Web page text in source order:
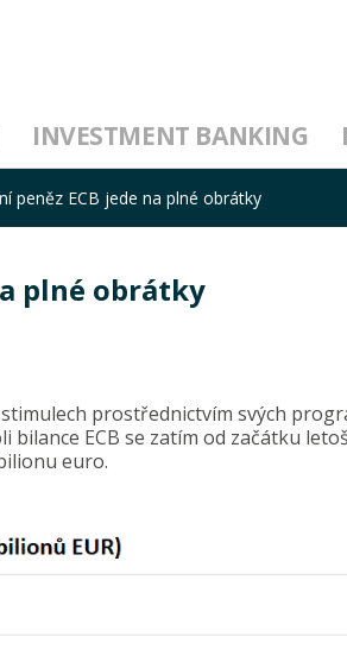
INVESTMENT BANKING
peněz ECB jede na plné obrátky
plné obrátky
prostřednictvím svých
ECB se zatím od začátku
euro.